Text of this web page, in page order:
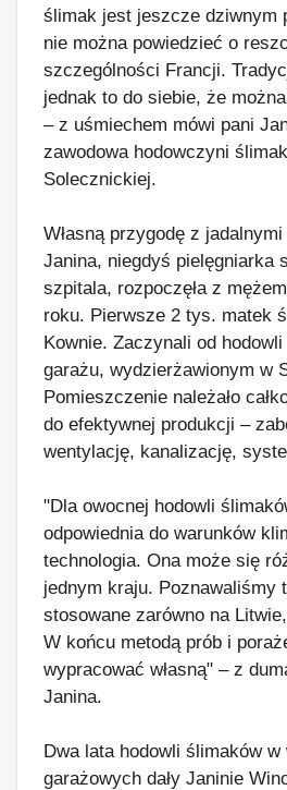
ślimak jest jeszcze dziwnym
nie można powiedzieć o
szczególności Francji.
jednak to do siebie, że
– z uśmiechem mówi pani
zawodowa hodowczyni
Solecznickiej.
Własną przygodę z
Janina, niegdyś pielęgniarka
szpitala, rozpoczęła z
roku. Pierwsze 2 tys. matek
Kownie. Zaczynali od
garażu, wydzierżawionym w
Pomieszczenie należało
do efektywnej produkcji –
wentylację, kanalizację,
"Dla owocnej hodowli
odpowiednia do warunków
technologia. Ona może się
jednym kraju. Poznawaliśmy
stosowane zarówno na
W końcu metodą prób i
wypracować własną" – z
Janina.
Dwa lata hodowli ślimaków w
garażowych dały Janinie